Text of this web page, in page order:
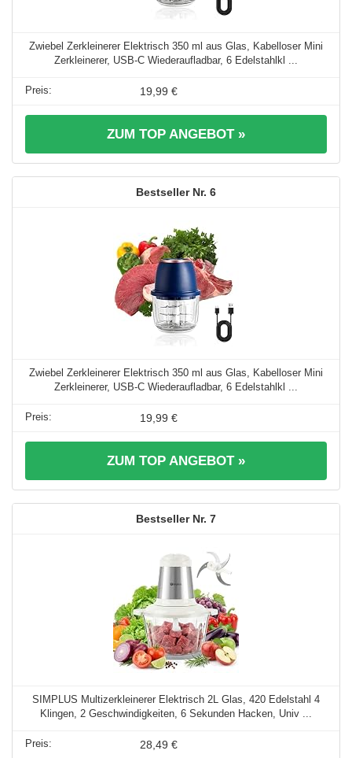
Zwiebel Zerkleinerer Elektrisch 350 ml aus Glas, Kabelloser Mini
Zerkleinerer, USB-C Wiederaufladbar, 6 Edelstahlkl ...
19,99 €
ZUM TOP ANGEBOT »
6
Zwiebel Zerkleinerer Elektrisch 350 ml aus Glas, Kabelloser Mini
Zerkleinerer, USB-C Wiederaufladbar, 6 Edelstahlkl ...
19,99 €
ZUM TOP ANGEBOT »
7
SIMPLUS Multizerkleinerer Elektrisch 2L Glas, 420 Edelstahl 4
Klingen, 2 Geschwindigkeiten, 6 Sekunden Hacken, Univ ...
28,49 €